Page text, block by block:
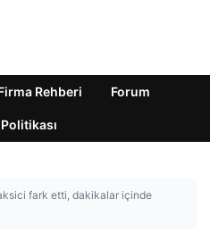
Rehberi Forum
fark etti, dakikalar içinde